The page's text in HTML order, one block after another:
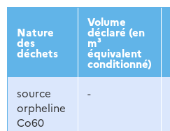
2013 2014
Nature
des
déchets
Volume
déclaré (en
m³
équivalent
conditionné)
source
orpheline
Co60
-